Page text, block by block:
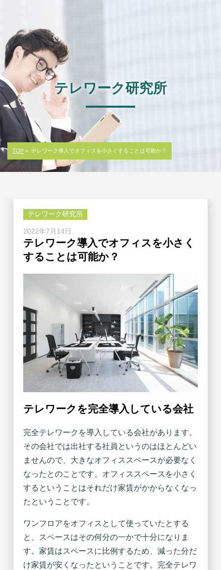
テレワーク研究所
TOP > テレワーク導入でオフィスを小さくすることは可能か？
テレワーク研究所
2022年7月14日
テレワーク導入でオフィスを小さく
することは可能か？
テレワークを完全導入している会社
完全テレワークを導入している会社があります。
その会社では出社する社員というのはほとんどい
ませんので、大きなオフィススペースが必要なく
なったとのことです。オフィススペースを小さく
するということはそれだけ家賃がかからなくなっ
たということです。
ワンフロアをオフィスとして使っていたとする
と、スペースはその何分の一かで十分になりま
す。家賃はスペースに比例するため、減った分だ
け家賃が安くなったということです。完全テレワ